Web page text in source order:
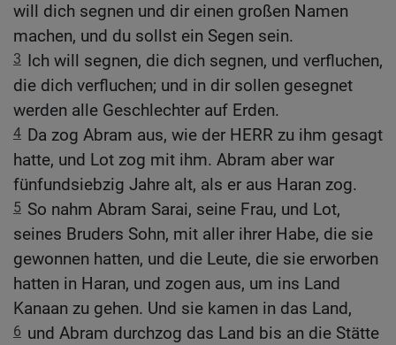
will dich segnen und dir einen großen Namen
machen, und du sollst ein Segen sein.
3 Ich will segnen, die dich segnen, und verfluchen,
die dich verfluchen; und in dir sollen gesegnet
werden alle Geschlechter auf Erden.
4 Da zog Abram aus, wie der HERR zu ihm gesagt
hatte, und Lot zog mit ihm. Abram aber war
fünfundsiebzig Jahre alt, als er aus Haran zog.
5 So nahm Abram Sarai, seine Frau, und Lot,
seines Bruders Sohn, mit aller ihrer Habe, die sie
gewonnen hatten, und die Leute, die sie erworben
hatten in Haran, und zogen aus, um ins Land
Kanaan zu gehen. Und sie kamen in das Land,
6 und Abram durchzog das Land bis an die Stätte